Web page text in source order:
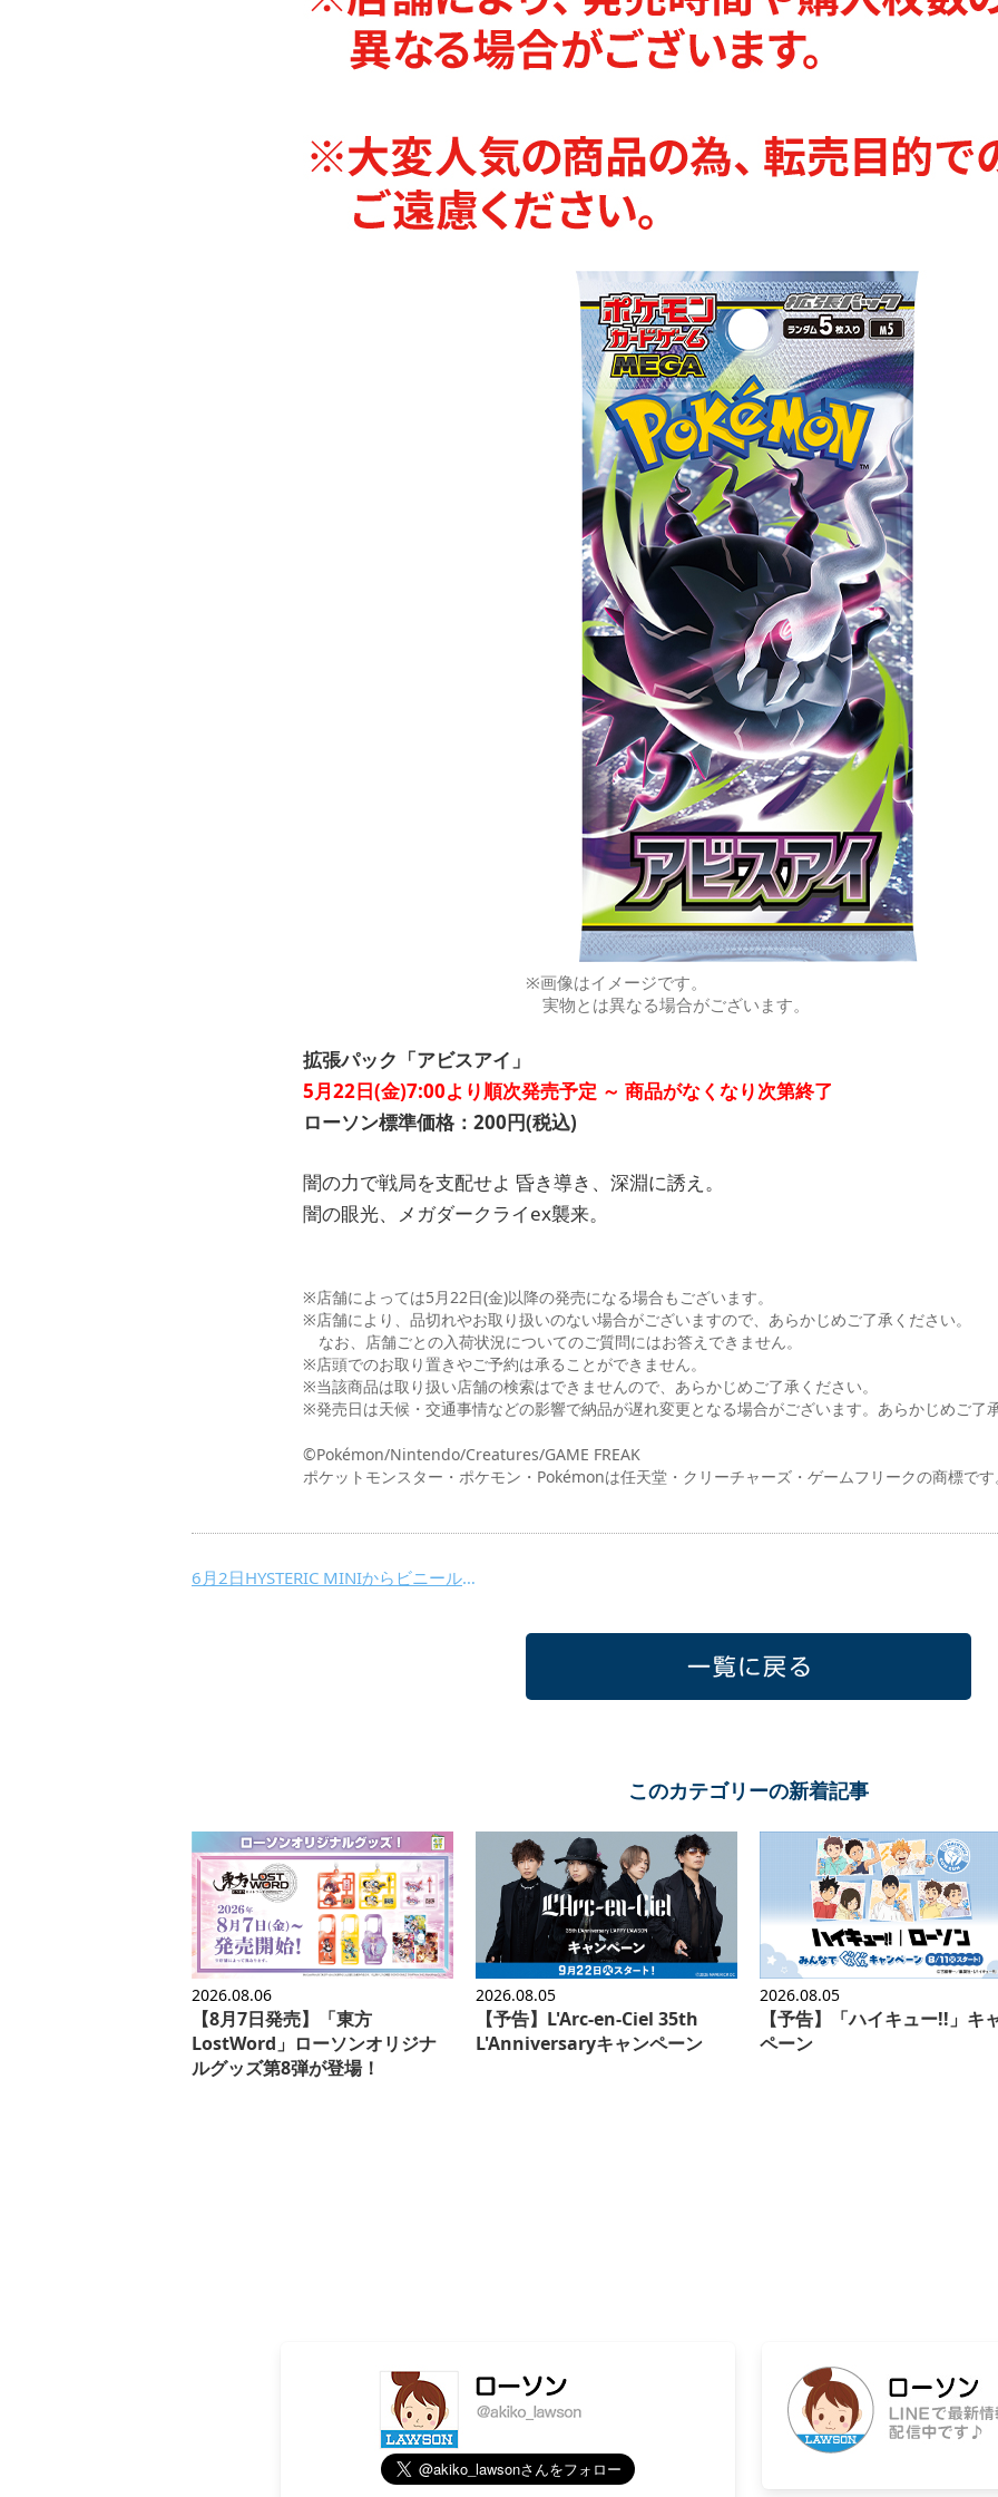
※画像はイメージです。
実物とは異なる場合がございます。
拡張パック「アビスアイ」
5月22日(金)7:00より順次発売予定 ～ 商品がなくなり次第終了
ローソン標準価格：200円(税込)
闇の力で戦局を支配せよ 昏き導き、深淵に誘え。
闇の眼光、メガダークライex襲来。
※店舗によっては5月22日(金)以降の発売になる場合もございます。
※店舗により、品切れやお取り扱いのない場合がございますので、あらかじめご了承ください。
なお、店舗ごとの入荷状況についてのご質問にはお答えできません。
※店頭でのお取り置きやご予約は承ることができません。
※当該商品は取り扱い店舗の検索はできませんので、あらかじめご了承ください。
※発売日は天候・交通事情などの影響で納品が遅れ変更となる場合がございます。あらかじめご了承
©Pokémon/Nintendo/Creatures/GAME FREAK
ポケットモンスター・ポケモン・Pokémonは任天堂・クリーチャーズ・ゲームフリークの商標です
6月2日HYSTERIC MINIからビニール傘が今年は2種登場！ローソン・HMV&BOOKS onlineで発売
このカテゴリーの新着記事
2026.08.06
【8月7日発売】「東方
LostWord」ローソンオリジナ
ルグッズ第8弾が登場！
2026.08.05
【予告】L'Arc-en-Ciel 35th
L'Anniversaryキャンペーン
2026.08.05
【予告】「ハイキュー!!」キ
ペーン